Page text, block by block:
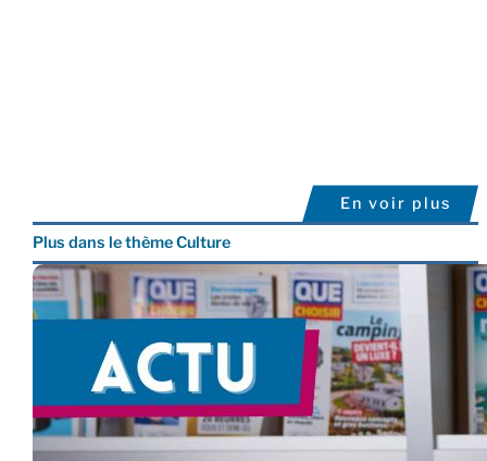
En voir plus
Plus dans le thème Culture